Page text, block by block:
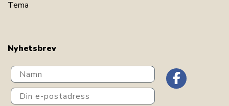
Tema
Nyhetsbrev
Navn
Din e-postadress